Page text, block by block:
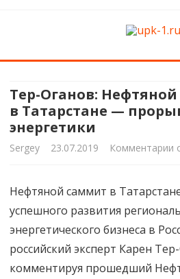
Skip
Тер-Оганов:
в Татарстане —
энергетики
Sergey 23.07.2019 Комментарии к
Нефтяной саммит в
успешного развития
энергетического бизнеса в
российский эксперт Карен
комментируя прошедший